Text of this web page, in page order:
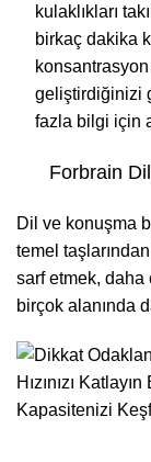
kulaklıkları
birkaç dakika
geliştirdiğinizi
fazla bilgi için
Forbrain
Dil ve konuşma
temel
sarf etmek, daha
birçok alanında